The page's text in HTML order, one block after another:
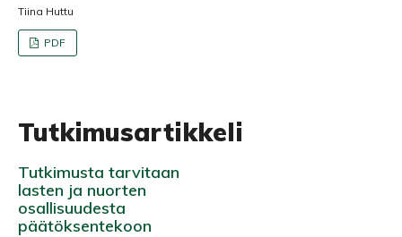
Tiina Huttu
PDF
Tutkimusartikkeli
Tutkimusta tarvitaan
lasten ja nuorten
osallisuudesta
päätöksentekoon